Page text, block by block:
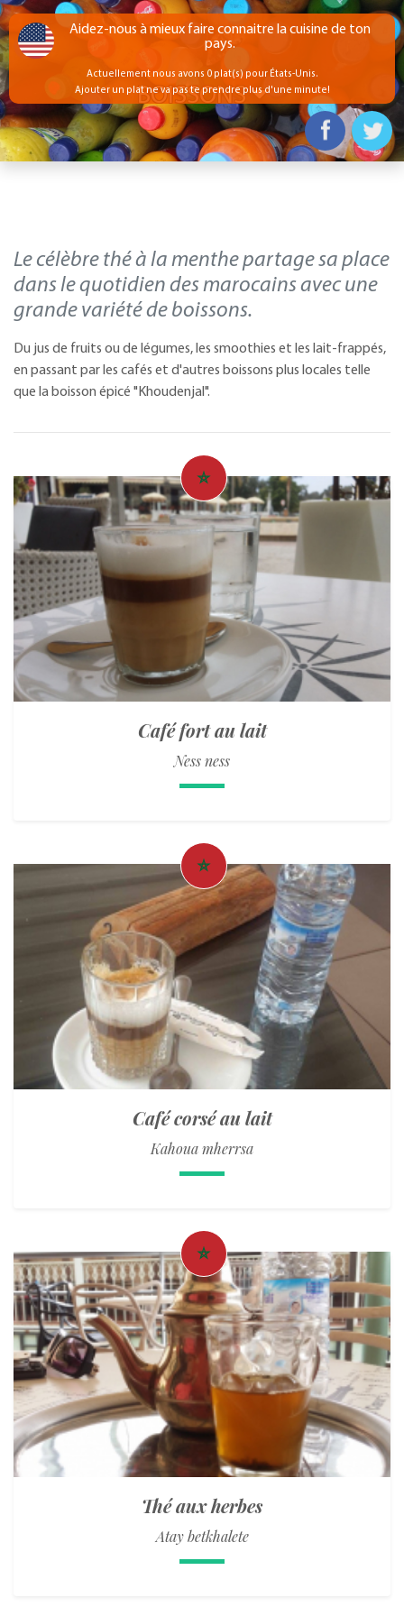
BOISSONS
Le célèbre thé à la menthe partage sa place
dans le quotidien des marocains avec une
grande variété de boissons.
Du jus de fruits ou de légumes, les smoothies et les lait-frappés,
en passant par les cafés et d'autres boissons plus locales telle
que la boisson épicé "Khoudenjal".
Café fort au lait
Ness ness
Café corsé au lait
Kahoua mherrsa
Thé aux herbes
Atay betkhalete
Aidez-nous à mieux faire connaitre la cuisine de ton
pays.
Actuellement nous avons 0 plat(s) pour États-Unis.
Ajouter un plat ne va pas te prendre plus d'une minute!